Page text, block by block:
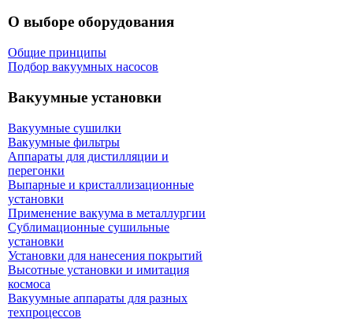
О выборе оборудования
Общие принципы
Подбор вакуумных насосов
Вакуумные установки
Вакуумные сушилки
Вакуумные фильтры
Аппараты для дистилляции и
перегонки
Выпарные и кристаллизационные
установки
Применение вакуума в металлургии
Сублимационные сушильные
установки
Установки для нанесения покрытий
Высотные установки и имитация
космоса
Вакуумные аппараты для разных
техпроцессов